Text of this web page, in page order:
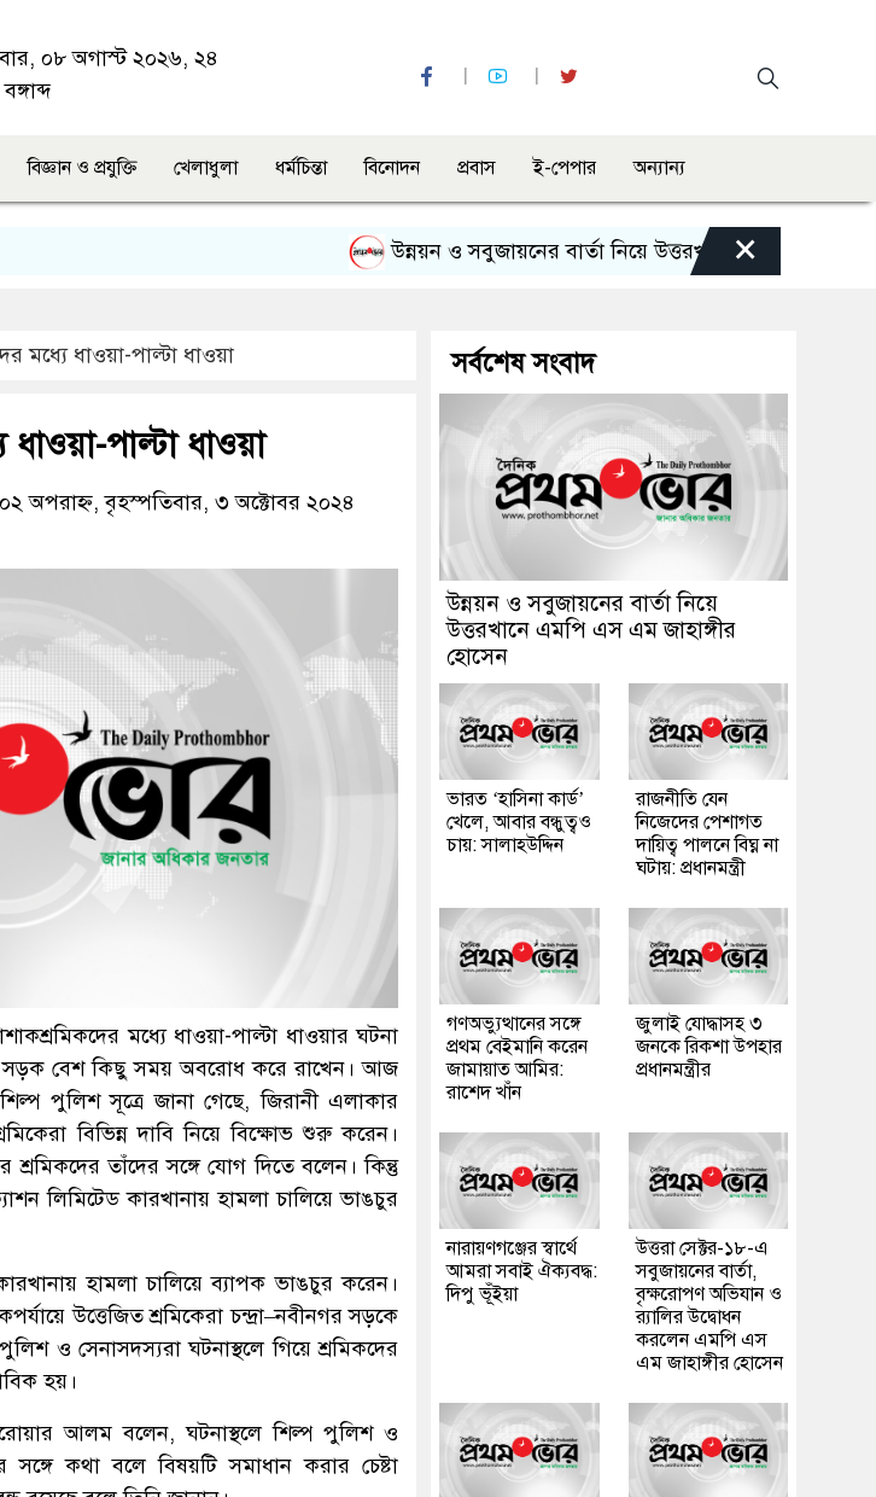
০৮ অগাস্ট ২০২৬, ২৪
বিজ্ঞান ও প্রযুক্তি খেলাধুলা ধর্মচিন্তা বিনোদন প্রবাস ই-পেপার অন্যান্য
উন্নয়ন ও সবুজায়নের বার্তা নিয়ে উত্তরখানে এমপি এস এম
×
মধ্যে ধাওয়া-পাল্টা ধাওয়া
পাল্টা ধাওয়া
অপরাহ্ন, বৃহস্পতিবার, ৩ অক্টোবর ২০২৪
মধ্যে ধাওয়া-পাল্টা ধাওয়ার ঘটনা
সড়ক বেশ কিছু সময় অবরোধ করে রাখেন। আজ
পুলিশ সূত্রে জানা গেছে, জিরানী এলাকার
বিভিন্ন দাবি নিয়ে বিক্ষোভ শুরু করেন।
তাঁদের সঙ্গে যোগ দিতে বলেন। কিন্তু
লিমিটেড কারখানায় হামলা চালিয়ে ভাঙচুর
হামলা চালিয়ে ব্যাপক ভাঙচুর করেন।
উত্তেজিত শ্রমিকেরা চন্দ্রা–নবীনগর সড়কে
ও সেনাসদস্যরা ঘটনাস্থলে গিয়ে শ্রমিকদের
হয়।
আলম বলেন, ঘটনাস্থলে শিল্প পুলিশ ও
সঙ্গে কথা বলে বিষয়টি সমাধান করার চেষ্টা
সর্বশেষ সংবাদ
উন্নয়ন ও সবুজায়নের বার্তা নিয়ে
উত্তরখানে এমপি এস এম জাহাঙ্গীর
হোসেন
ভারত ‘হাসিনা কার্ড’
খেলে, আবার বন্ধুত্বও
চায়: সালাহউদ্দিন
রাজনীতি যেন
নিজেদের পেশাগত
দায়িত্ব পালনে বিঘ্ন না
ঘটায়: প্রধানমন্ত্রী
গণঅভ্যুত্থানের সঙ্গে
প্রথম বেইমানি করেন
জামায়াত আমির:
রাশেদ খাঁন
জুলাই যোদ্ধাসহ ৩
জনকে রিকশা উপহার
প্রধানমন্ত্রীর
নারায়ণগঞ্জের স্বার্থে
আমরা সবাই ঐক্যবদ্ধ:
দিপু ভূঁইয়া
উত্তরা সেক্টর-১৮-এ
সবুজায়নের বার্তা,
বৃক্ষরোপণ অভিযান ও
র‍্যালির উদ্বোধন
করলেন এমপি এস
এম জাহাঙ্গীর হোসেন